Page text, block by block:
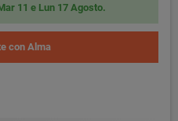
11 e Lun 17 Agosto.
con Alma